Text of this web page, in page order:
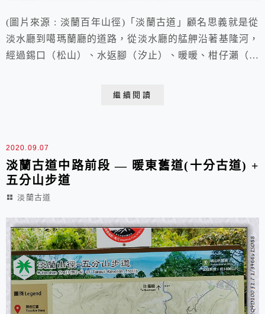
(圖片來源 : 淡蘭百年山徑)「淡蘭古道」顧名思義就是從
淡水廳到噶瑪蘭廳的道路，從淡水廳的艋舺沿著基隆河，
經過錫口（松山）、水返腳（汐止）、暖暖、柑仔瀨（瑞
繼續閱讀
2020.09.07
淡蘭古道中路前段 — 暖東舊道(十分古道) +
五分山步道
淡蘭古道